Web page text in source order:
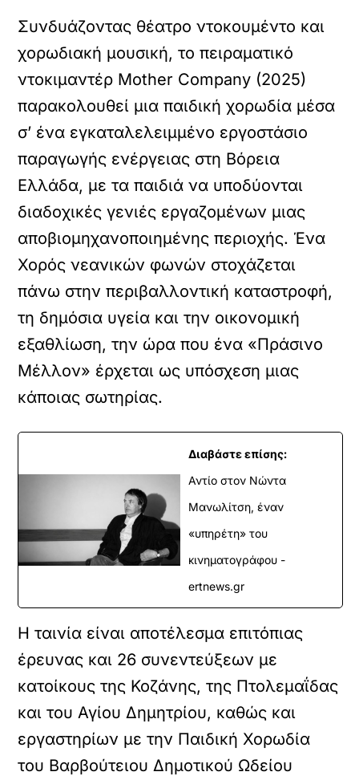
Συνδυάζοντας θέατρο ντοκουμέντο και
χορωδιακή μουσική, το πειραματικό
ντοκιμαντέρ Mother Company (2025)
παρακολουθεί μια παιδική χορωδία μέσα
σ’ ένα εγκαταλελειμμένο εργοστάσιο
παραγωγής ενέργειας στη Βόρεια
Ελλάδα, με τα παιδιά να υποδύονται
διαδοχικές γενιές εργαζομένων μιας
αποβιομηχανοποιημένης περιοχής. Ένα
Χορός νεανικών φωνών στοχάζεται
πάνω στην περιβαλλοντική καταστροφή,
τη δημόσια υγεία και την οικονομική
εξαθλίωση, την ώρα που ένα «Πράσινο
Μέλλον» έρχεται ως υπόσχεση μιας
κάποιας σωτηρίας.
Διαβάστε επίσης:
Αντίο στον Νώντα
Μανωλίτση, έναν
«υπηρέτη» του
κινηματογράφου -
ertnews.gr
Η ταινία είναι αποτέλεσμα επιτόπιας
έρευνας και 26 συνεντεύξεων με
κατοίκους της Κοζάνης, της Πτολεμαΐδας
και του Αγίου Δημητρίου, καθώς και
εργαστηρίων με την Παιδική Χορωδία
του Βαρβούτειου Δημοτικού Ωδείου